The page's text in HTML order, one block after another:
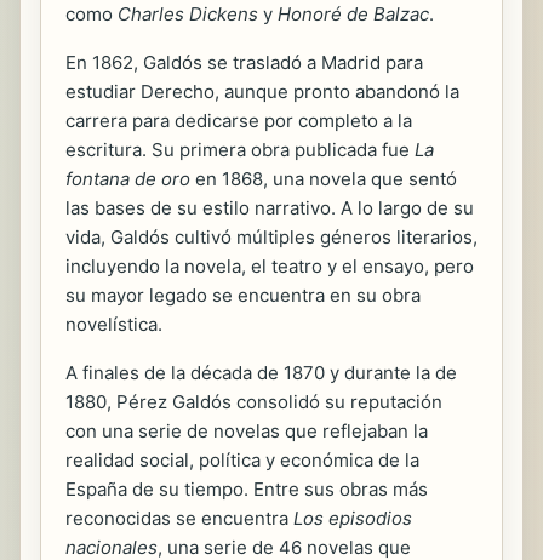
como Charles Dickens y Honoré de Balzac.
En 1862, Galdós se trasladó a Madrid para
estudiar Derecho, aunque pronto abandonó la
carrera para dedicarse por completo a la
escritura. Su primera obra publicada fue La
fontana de oro en 1868, una novela que sentó
las bases de su estilo narrativo. A lo largo de su
vida, Galdós cultivó múltiples géneros literarios,
incluyendo la novela, el teatro y el ensayo, pero
su mayor legado se encuentra en su obra
novelística.
A finales de la década de 1870 y durante la de
1880, Pérez Galdós consolidó su reputación
con una serie de novelas que reflejaban la
realidad social, política y económica de la
España de su tiempo. Entre sus obras más
reconocidas se encuentra Los episodios
nacionales, una serie de 46 novelas que